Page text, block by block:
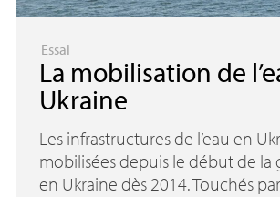
Essai
La mobilisation de
Ukraine
Les infrastructures de l’eau en
mobilisées depuis le début de la
en Ukraine dès 2014. Touchés